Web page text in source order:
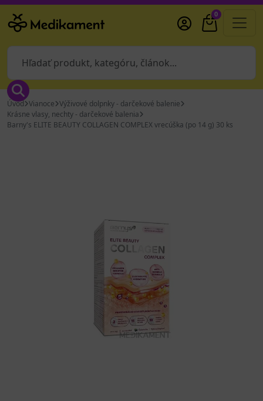
0
Úvod Vianoce Výživové dolpnky - darčekové balenie
Krásne vlasy, nechty - darčekové balenia
Barny's ELITE BEAUTY COLLAGEN COMPLEX vrecúška (po 14 g) 30 ks